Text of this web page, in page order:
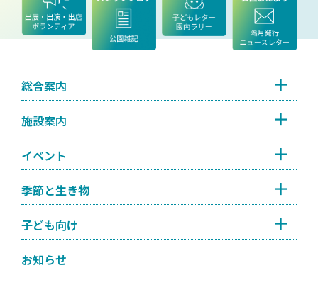
総合案内
施設案内
イベント
季節と生き物
子ども向け
お知らせ